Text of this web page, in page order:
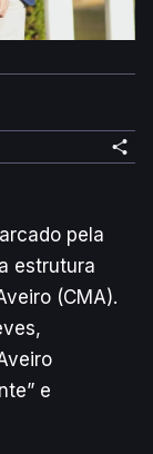
pela
estrutura
(CMA).
e